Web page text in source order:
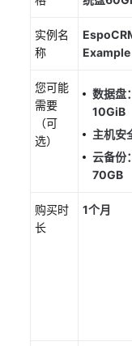
业
使
学
实例名
称
Example
您可能
需要
（可
选）
数据盘：
10GiB
主机安
云备份：
70GB
购买时
长
1个月